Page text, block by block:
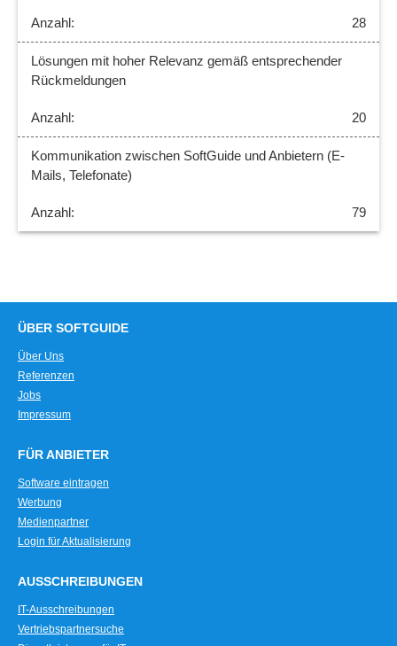
28
Lösungen mit hoher Relevanz gemäß entsprechender
Rückmeldungen
20
Kommunikation zwischen SoftGuide und Anbietern (E-
Mails, Telefonate)
79
ÜBER SOFTGUIDE
Über Uns
Referenzen
Jobs
Impressum
FÜR ANBIETER
Software eintragen
Werbung
Medienpartner
Login für Aktualisierung
AUSSCHREIBUNGEN
IT-Ausschreibungen
Vertriebspartnersuche